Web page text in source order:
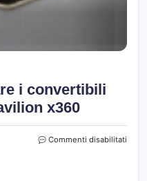
i convertibili
x360
Commenti disabilitati